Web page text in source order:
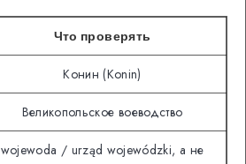
Что проверять
Конин (Konin)
Великопольское воеводство
wojewoda / urząd wojewódzki, а не